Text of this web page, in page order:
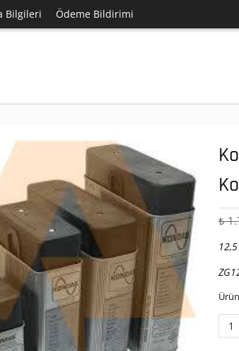
Bilgileri Ödeme Bildirimi
₺
12,5